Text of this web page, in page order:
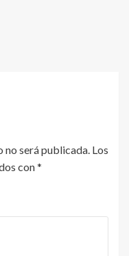
será publicada. Los
con*